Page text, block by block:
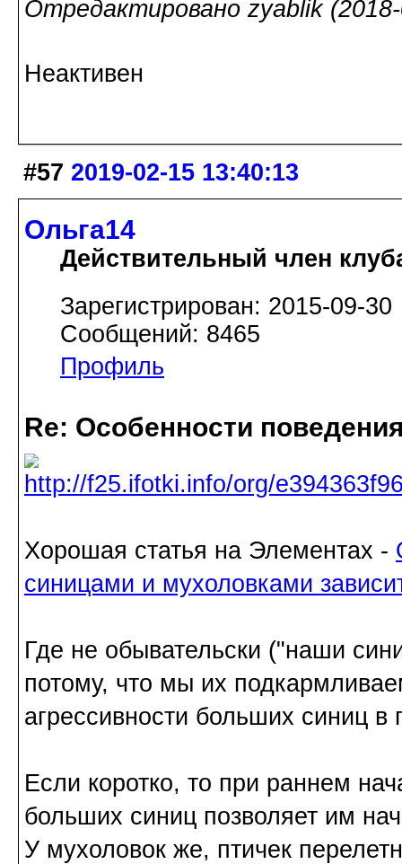
Отредактировано zyablik
Неактивен
#57 2019-02-15 13:40:13
Ольга14
Действительный член
Зарегистрирован: 2015-09-30
Сообщений: 8465
Профиль
Re: Особенности
Хорошая статья на Элементах -
синицами и мухоловками
Где не обывательски ("наши
потому, что мы их
агрессивности больших синиц в
Если коротко, то при раннем
больших синиц позволяет им
У мухоловок же, птичек